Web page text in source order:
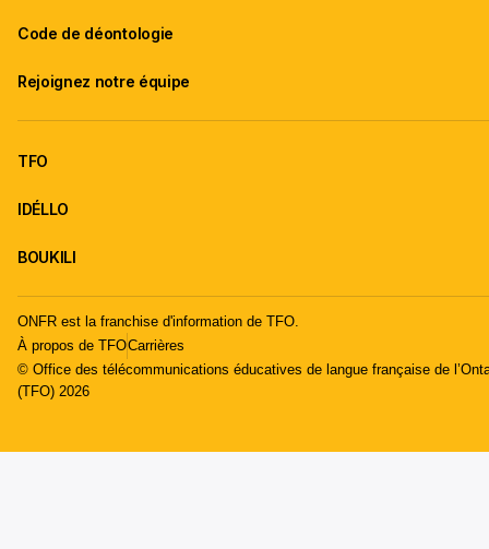
Code de déontologie
Rejoignez notre équipe
TFO
IDÉLLO
BOUKILI
ONFR est la franchise d'information de TFO.
À propos de TFOCarrières
© Office des télécommunications éducatives de langue française de
(TFO) 2026